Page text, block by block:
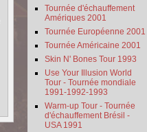
Tournée d'échauffement
Amériques 2001
Tournée Européenne 2001
Tournée Américaine 2001
Skin N' Bones Tour 1993
Use Your Illusion World
Tour - Tournée mondiale
1991-1992-1993
Warm-up Tour - Tournée
d'échauffement Brésil -
USA 1991